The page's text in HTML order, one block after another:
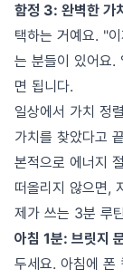
함정 3: 완벽한 가
택하는 거예요. "
는 분들이 있어요.
면 됩니다.
일상에서 가치 정
가치를 찾았다고
본적으로 에너지
떠올리지 않으면,
제가 쓰는 3분 루
아침 1분: 브릿지
두세요. 아침에 폰